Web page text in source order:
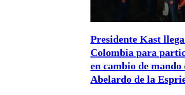
Presidente Kast
Colombia para
en cambio de mando
Abelardo de la